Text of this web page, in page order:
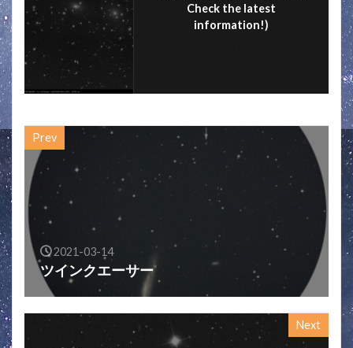
Check the latest
information!)
Prev
2021-03-14
ツインクエーサー
Next